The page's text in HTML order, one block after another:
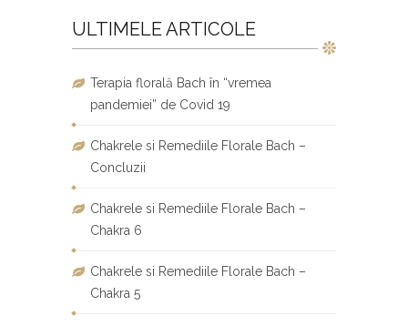
ULTIMELE ARTICOLE
Terapia florală Bach în “vremea
pandemiei” de Covid 19
Chakrele si Remediile Florale Bach –
Concluzii
Chakrele si Remediile Florale Bach –
Chakra 6
Chakrele si Remediile Florale Bach –
Chakra 5